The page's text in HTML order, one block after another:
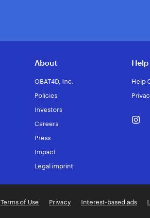
About
OBAT4D, Inc.
Policies
Investors
Careers
Press
Impact
Legal imprint
Help
Help
Terms of Use Privacy Interest-based ads